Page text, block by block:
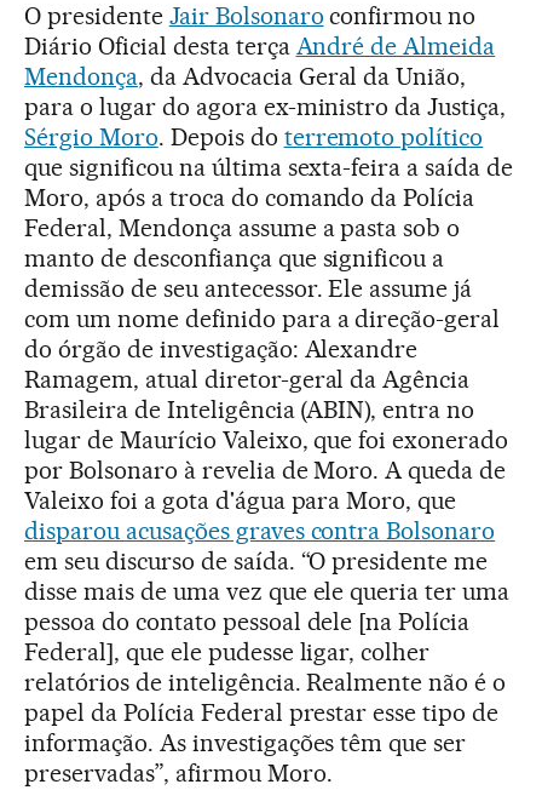
O presidente Jair Bolsonaro confirmou no
Diário Oficial desta terça André de Almeida
Mendonça, da Advocacia Geral da União,
para o lugar do agora ex-ministro da Justiça,
Sérgio Moro. Depois do terremoto político
que significou na última sexta-feira a saída de
Moro, após a troca do comando da Polícia
Federal, Mendonça assume a pasta sob o
manto de desconfiança que significou a
demissão de seu antecessor. Ele assume já
com um nome definido para a direção-geral
do órgão de investigação: Alexandre
Ramagem, atual diretor-geral da Agência
Brasileira de Inteligência (ABIN), entra no
lugar de Maurício Valeixo, que foi exonerado
por Bolsonaro à revelia de Moro. A queda de
Valeixo foi a gota d'água para Moro, que
disparou acusações graves contra Bolsonaro
em seu discurso de saída. “O presidente me
disse mais de uma vez que ele queria ter uma
pessoa do contato pessoal dele [na Polícia
Federal], que ele pudesse ligar, colher
relatórios de inteligência. Realmente não é o
papel da Polícia Federal prestar esse tipo de
informação. As investigações têm que ser
preservadas”, afirmou Moro.